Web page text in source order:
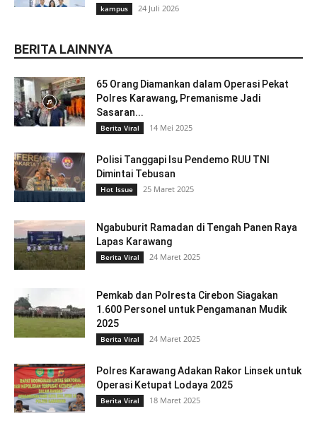
kampus 24 Juli 2026
BERITA LAINNYA
65 Orang Diamankan dalam Operasi Pekat
Polres Karawang, Premanisme Jadi
Sasaran...
Berita Viral 14 Mei 2025
Polisi Tanggapi Isu Pendemo RUU TNI
Dimintai Tebusan
Hot Issue 25 Maret 2025
Ngabuburit Ramadan di Tengah Panen Raya
Lapas Karawang
Berita Viral 24 Maret 2025
Pemkab dan Polresta Cirebon Siagakan
1.600 Personel untuk Pengamanan Mudik
2025
Berita Viral 24 Maret 2025
Polres Karawang Adakan Rakor Linsek untuk
Operasi Ketupat Lodaya 2025
Berita Viral 18 Maret 2025